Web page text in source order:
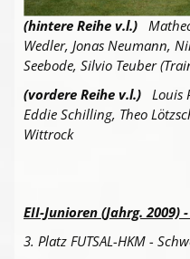
(hintere Reihe v.l.)
Wedler, Jonas Neumann,
Seebode, Silvio Teuber
(vordere Reihe v.l.) Louis
Eddie Schilling, Theo
Wittrock
EII-Junioren (Jahrg. 2009)
3. Platz FUTSAL-HKM -